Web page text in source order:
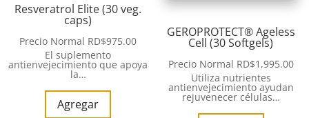
Resveratrol Elite (30 veg.
caps)
Precio Normal RD$975.00
El suplemento
antienvejecimiento que apoya
la…
Agregar
GEROPROTECT® Ageless
Cell (30 Softgels)
Precio Normal RD$1,995.00
Utiliza nutrientes
antienvejecimiento ayudan
rejuvenecer células…